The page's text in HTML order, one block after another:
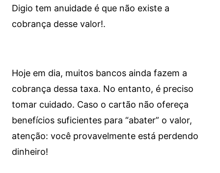
Digio tem anuidade é que não existe a
cobrança desse valor!.
Hoje em dia, muitos bancos ainda fazem a
cobrança dessa taxa. No entanto, é preciso
tomar cuidado. Caso o cartão não ofereça
benefícios suficientes para “abater” o valor,
atenção: você provavelmente está perdendo
dinheiro!